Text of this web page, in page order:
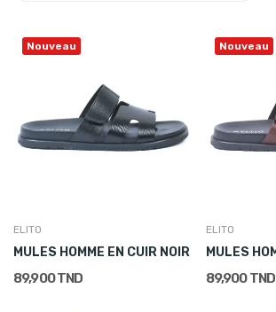
Nouveau
ELITO
MULES HOMME EN CUIR NOIR
89,900 TND
Nouveau
ELITO
89,900 TND